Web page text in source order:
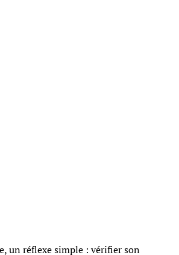
un réflexe simple : vérifier son